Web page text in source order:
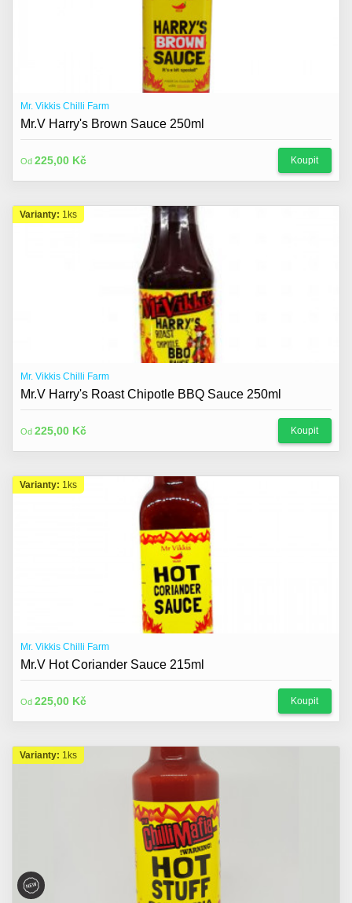
Mr. Vikkis Chilli Farm
Mr.V Harry's Brown Sauce 250ml
Od 225,00 Kč Koupit
Varianty: 1ks
Mr. Vikkis Chilli Farm
Mr.V Harry's Roast Chipotle BBQ Sauce 250ml
Od 225,00 Kč Koupit
Varianty: 1ks
Mr. Vikkis Chilli Farm
Mr.V Hot Coriander Sauce 215ml
Od 225,00 Kč Koupit
Varianty: 1ks